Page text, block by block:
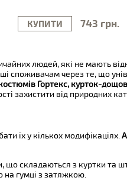
КУПИТИ 743 грн.
людей, які не мають
споживачам через те, що
Гортекс, курток-
захистити від природних
їх у кількох модифікаціях.
складаються з куртки та
на гумці з затяжкою.